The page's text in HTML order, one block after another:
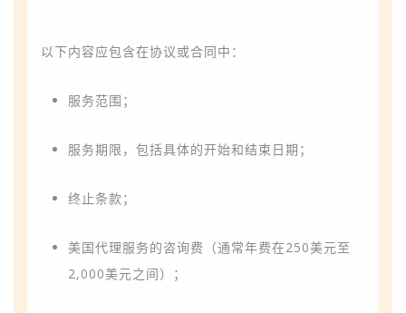
以下内容应包含在协议或合同中：
服务范围；
服务期限，包括具体的开始和结束日期；
终止条款；
美国代理服务的咨询费（通常年费在250美元至
2,000美元之间）；